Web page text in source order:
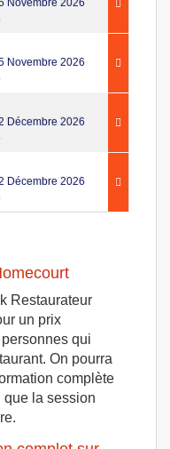
Novembre 2026
Décembre 2026
Décembre 2026
Restaurateur
un prix
qui
On pourra
complète
que la session